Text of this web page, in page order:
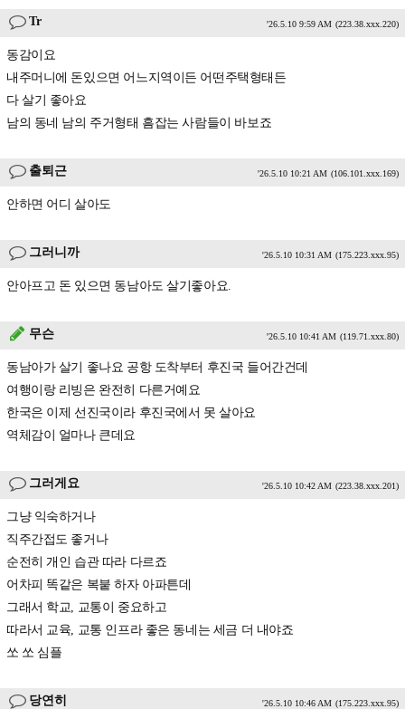
Tr '26.5.10 9:59 AM (223.38.xxx.220)
동감이요
내주머니에 돈있으면 어느지역이든 어떤주택형태든
다 살기 좋아요
남의 동네 남의 주거형태 흠잡는 사람들이 바보죠
출퇴근 '26.5.10 10:21 AM (106.101.xxx.169)
안하면 어디 살아도
그러니까 '26.5.10 10:31 AM (175.223.xxx.95)
안아프고 돈 있으면 동남아도 살기좋아요.
무슨 '26.5.10 10:41 AM (119.71.xxx.80)
동남아가 살기 좋나요 공항 도착부터 후진국 들어간건데
여행이랑 리빙은 완전히 다른거예요
한국은 이제 선진국이라 후진국에서 못 살아요
역체감이 얼마나 큰데요
그러게요 '26.5.10 10:42 AM (223.38.xxx.201)
그냥 익숙하거나
직주간접도 좋거나
순전히 개인 습관 따라 다르죠
어차피 똑같은 복붙 하자 아파튼데
그래서 학교, 교통이 중요하고
따라서 교육, 교통 인프라 좋은 동네는 세금 더 내야죠
쏘 쏘 심플
당연히 '26.5.10 10:46 AM (175.223.xxx.95)